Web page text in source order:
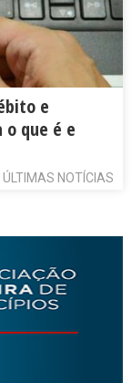
e
que é e
ÚLTIMAS NOTÍCIAS